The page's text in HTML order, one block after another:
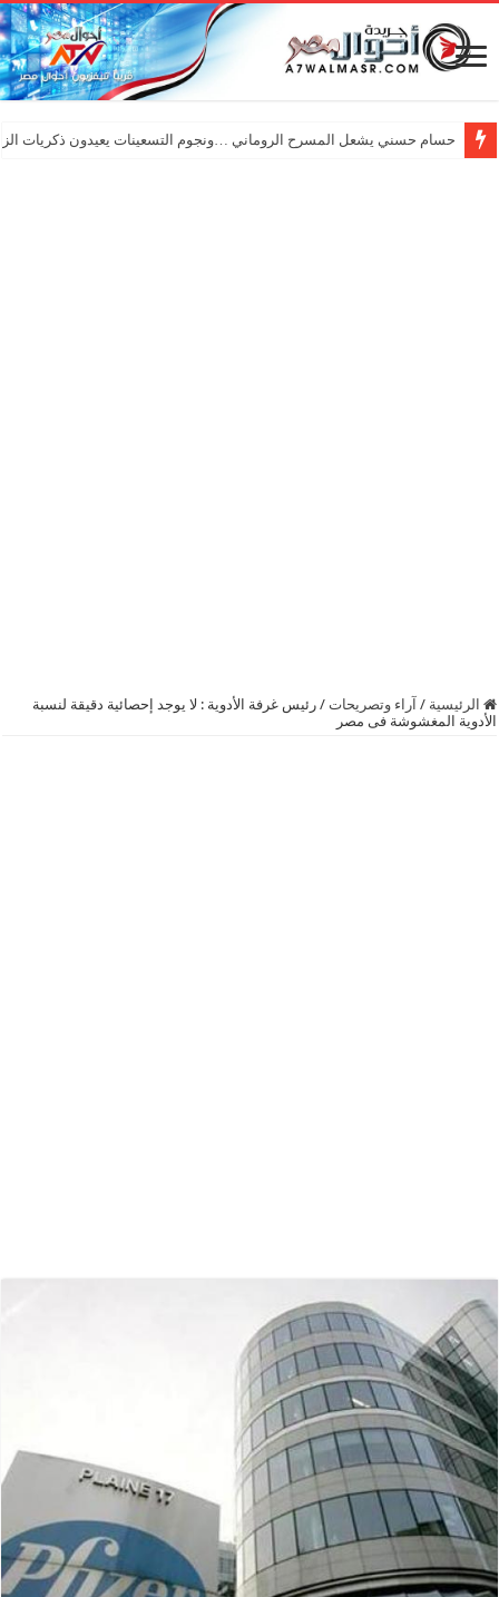
حسام حسني يشعل المسرح الروماني …ونجوم التسعينات يعيدون ذكريات
الرئيسية / آراء وتصريحات / رئيس غرفة الأدوية : لا يوجد إحصائية دقيقة لنسبة
الأدوية المغشوشة فى ‫‏مصر